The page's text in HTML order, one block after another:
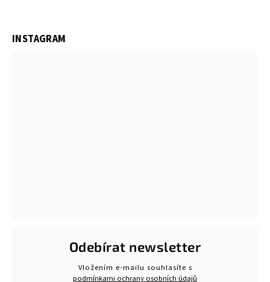
INSTAGRAM
Odebírat newsletter
Vložením e-mailu souhlasíte s
podmínkami ochrany osobních údajů